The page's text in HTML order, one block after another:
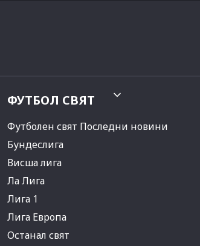
ФУТБОЛ СВЯТ
Футболен свят Последни новини
Бундеслига
Висша лига
Ла Лига
Лига 1
Лига Европа
Останал свят